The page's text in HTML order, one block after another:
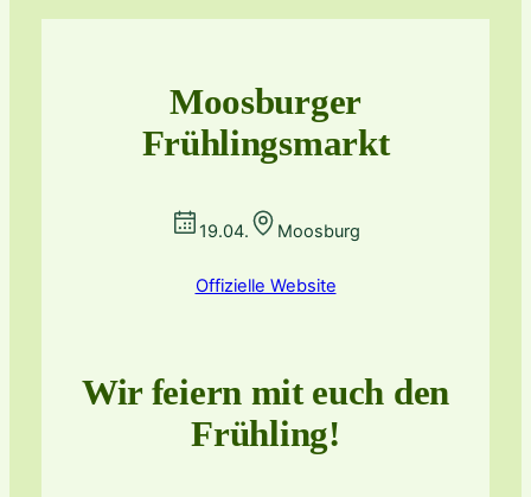
Moosburger
Frühlingsmarkt
19.04. Moosburg
Offizielle Website
Wir feiern mit euch den
Frühling!